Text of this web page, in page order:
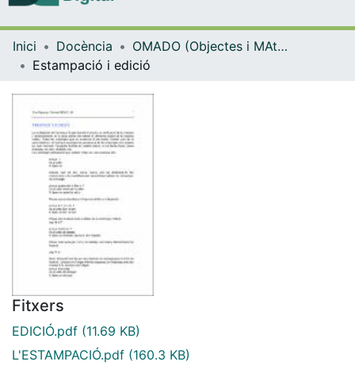
Navega per tot el DD
Inici Docència
OMADO (Objectes i MAterials DOcents)
Estampació i edició
Fitxers
EDICIÓ.pdf (11.69 KB)
L'ESTAMPACIÓ.pdf (160.3 KB)